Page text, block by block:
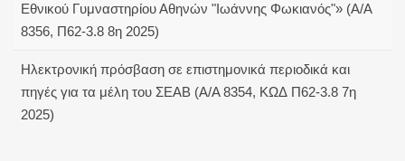
Εθνικού Γυμναστηρίου Αθηνών "Ιωάννης Φωκιανός"» (Α/Α
8356, Π62-3.8 8η 2025)
Ηλεκτρονική πρόσβαση σε επιστημονικά περιοδικά και
πηγές για τα μέλη του ΣΕΑΒ (Α/Α 8354, ΚΩΔ Π62-3.8 7η
2025)